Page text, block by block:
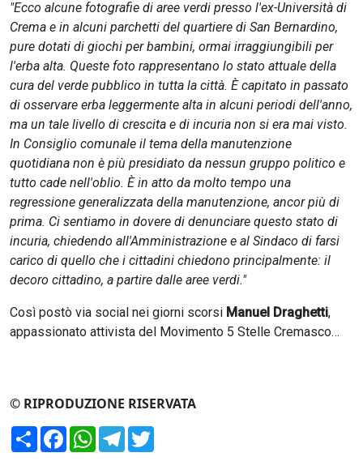
"Ecco alcune fotografie di aree verdi presso l'ex-Università di
Crema e in alcuni parchetti del quartiere di San Bernardino,
pure dotati di giochi per bambini, ormai irraggiungibili per
l'erba alta. Queste foto rappresentano lo stato attuale della
cura del verde pubblico in tutta la città. È capitato in passato
di osservare erba leggermente alta in alcuni periodi dell'anno,
ma un tale livello di crescita e di incuria non si era mai visto.
In Consiglio comunale il tema della manutenzione
quotidiana non è più presidiato da nessun gruppo politico e
tutto cade nell'oblio. È in atto da molto tempo una
regressione generalizzata della manutenzione, ancor più di
prima. Ci sentiamo in dovere di denunciare questo stato di
incuria, chiedendo all'Amministrazione e al Sindaco di farsi
carico di quello che i cittadini chiedono principalmente: il
decoro cittadino, a partire dalle aree verdi."
Così postò via social nei giorni scorsi Manuel Draghetti,
appassionato attivista del Movimento 5 Stelle Cremasco…
© RIPRODUZIONE RISERVATA
CondividiFacebookWhatsApp
Telegram